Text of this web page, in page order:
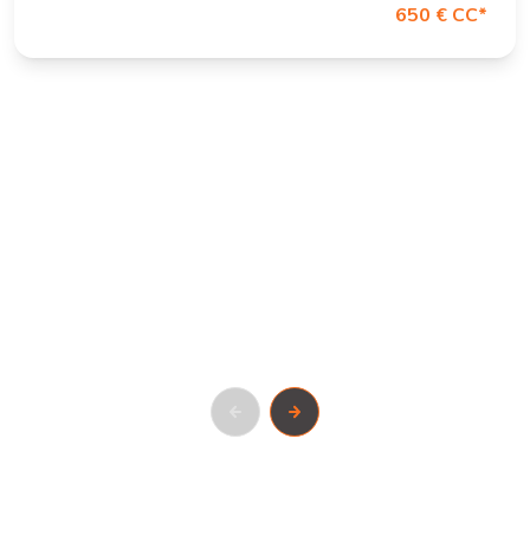
650 € CC*